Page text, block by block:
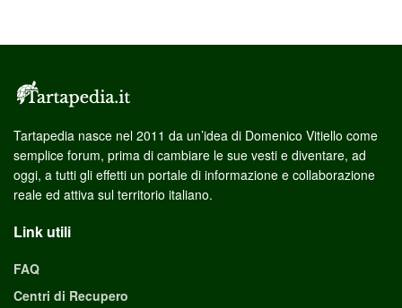
Tartapedia nasce nel 2011 da un’idea di Domenico Vitiello come
semplice forum, prima di cambiare le sue vesti e diventare, ad
oggi, a tutti gli effetti un portale di informazione e collaborazione
reale ed attiva sul territorio italiano.
Link utili
FAQ
Centri di Recupero